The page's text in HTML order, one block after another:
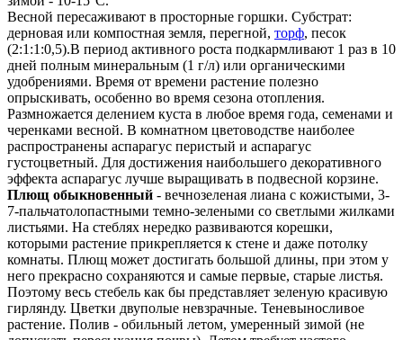
Весной пересаживают в просторные горшки. Субстрат:
дерновая или компостная земля, перегной, торф, песок
(2:1:1:0,5).В период активного роста подкармливают 1 раз в 10
дней полным минеральным (1 г/л) или органическими
удобрениями. Время от времени растение полезно
опрыскивать, особенно во время сезона отопления.
Размножается делением куста в любое время года, семенами и
черенками весной. В комнатном цветоводстве наиболее
распространены аспарагус перистый и аспарагус
густоцветный. Для достижения наибольшего декоративного
эффекта аспарагус лучше выращивать в подвесной корзине.
Плющ обыкновенный - вечнозеленая лиана с кожистыми, 3-
7-пальчатолопастными темно-зелеными со светлыми жилками
листьями. На стеблях нередко развиваются корешки,
которыми растение прикрепляется к стене и даже потолку
комнаты. Плющ может достигать большой длины, при этом у
него прекрасно сохраняются и самые первые, старые листья.
Поэтому весь стебель как бы представляет зеленую красивую
гирлянду. Цветки двуполые невзрачные. Теневыносливое
растение. Полив - обильный летом, умеренный зимой (не